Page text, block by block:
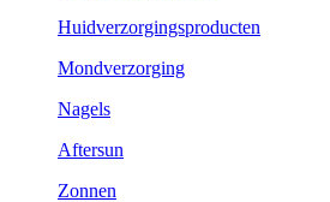
Huidverzorgingsproducten
Mondverzorging
Nagels
Aftersun
Zonnen